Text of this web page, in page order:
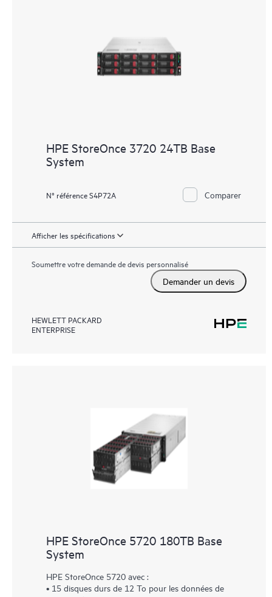
HPE StoreOnce 3720 24TB Base
System
N° référence S4P72A Comparer
Afficher les spécifications
Soumettre votre demande de devis personnalisé
Demander un devis
HEWLETT PACKARD
ENTERPRISE
HPE StoreOnce 5720 180TB Base
System
HPE StoreOnce 5720 avec :
• 15 disques durs de 12 To pour les données de